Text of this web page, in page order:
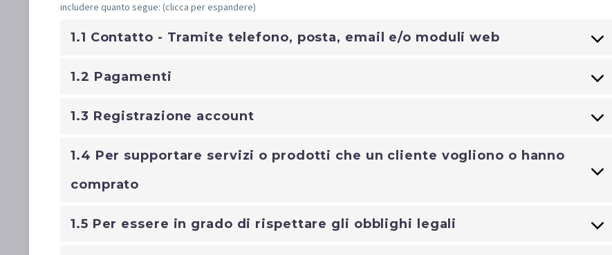
includere quanto segue: (clicca per espandere)
1.1 Contatto - Tramite telefono, posta, email e/o moduli web
1.2 Pagamenti
1.3 Registrazione account
1.4 Per supportare servizi o prodotti che un cliente vogliono o hanno
comprato
1.5 Per essere in grado di rispettare gli obblighi legali